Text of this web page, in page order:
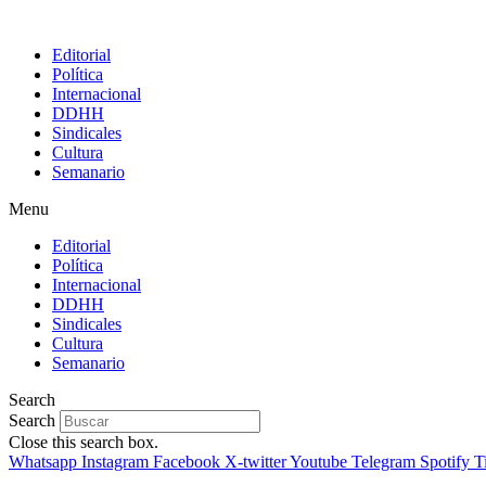
Editorial
Política
Internacional
DDHH
Sindicales
Cultura
Semanario
Menu
Editorial
Política
Internacional
DDHH
Sindicales
Cultura
Semanario
Search
Search
Close this search box.
Whatsapp Instagram Facebook X-twitterYoutube Telegram Spotify